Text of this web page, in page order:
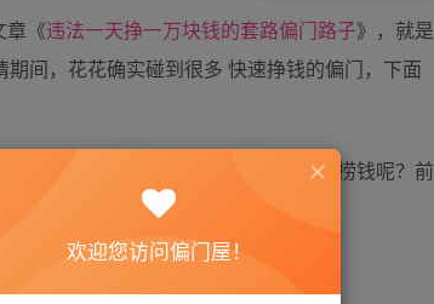
章《违法一天挣一万块钱的套路偏门路子》，就是
间，花花确实碰到很多 快速挣钱的偏门，下面
开始在抖音和快手上捞钱，具体什么捞钱呢？前
欢迎您访问偏门屋！